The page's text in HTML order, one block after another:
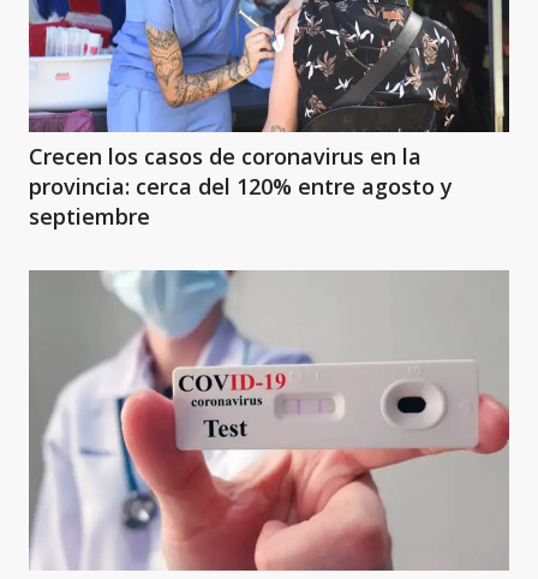
Crecen los casos de coronavirus en la
provincia: cerca del 120% entre agosto y
septiembre